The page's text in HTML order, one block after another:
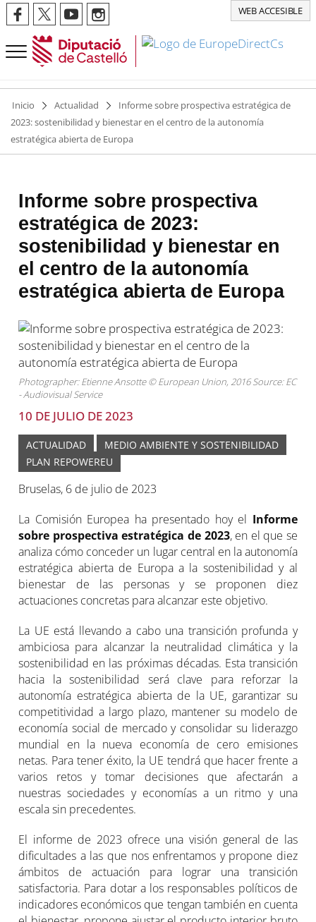
WEB ACCESIBLE
Inicio Actualidad
Informe sobre prospectiva estratégica de
2023: sostenibilidad y bienestar en el centro de la autonomía
estratégica abierta de Europa
Informe sobre prospectiva
estratégica de 2023:
sostenibilidad y bienestar en
el centro de la autonomía
estratégica abierta de Europa
Photographer: Etienne Ansotte © European Union, 2016 Source: EC
- Audiovisual Service
10 DE JULIO DE 2023
ACTUALIDAD
MEDIO AMBIENTE Y SOSTENIBILIDAD
PLAN REPOWEREU
Bruselas, 6 de julio de 2023
La Comisión Europea ha presentado hoy el Informe
sobre prospectiva estratégica de 2023, en el que se
analiza cómo conceder un lugar central en la autonomía
estratégica abierta de Europa a la sostenibilidad y al
bienestar de las personas y se proponen diez
actuaciones concretas para alcanzar este objetivo.
La UE está llevando a cabo una transición profunda y
ambiciosa para alcanzar la neutralidad climática y la
sostenibilidad en las próximas décadas. Esta transición
hacia la sostenibilidad será clave para reforzar la
autonomía estratégica abierta de la UE, garantizar su
competitividad a largo plazo, mantener su modelo de
economía social de mercado y consolidar su liderazgo
mundial en la nueva economía de cero emisiones
netas. Para tener éxito, la UE tendrá que hacer frente a
varios retos y tomar decisiones que afectarán a
nuestras sociedades y economías a un ritmo y una
escala sin precedentes.
El informe de 2023 ofrece una visión general de las
dificultades a las que nos enfrentamos y propone diez
ámbitos de actuación para lograr una transición
satisfactoria. Para dotar a los responsables políticos de
indicadores económicos que tengan también en cuenta